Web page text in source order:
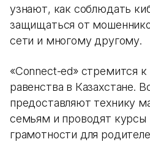
узнают, как соблюдать
защищаться от
сети и многому другому.
«Connect-ed» стремится
равенства в Казахстане.
предоставляют технику
семьям и проводят курсы
грамотности для